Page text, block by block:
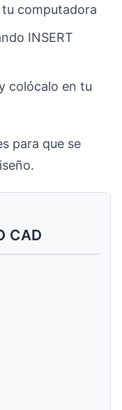
computadora
INSERT
colócalo en tu
para que se
CAD